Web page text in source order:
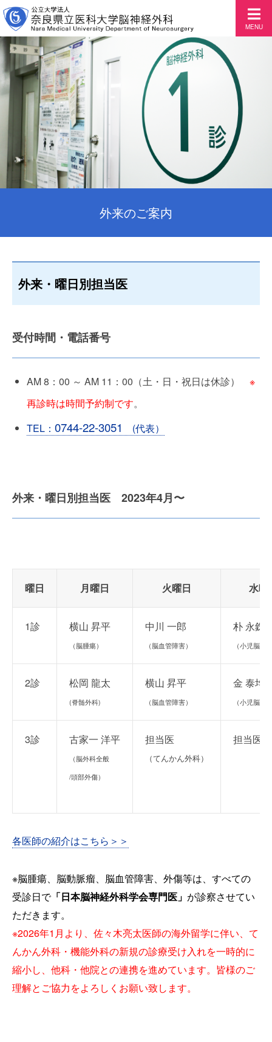
MENU
外来のご案内
外来・曜日別担当医
受付時間・電話番号
AM 8：00 ～ AM 11：00（土・日・祝日は休診） ※
再診時は時間予約制です。
TEL： 0744-22-3051 (代表）
外来・曜日別担当医 2023年4月〜
曜日 月曜日 火曜日 水曜
1診 横山 昇平
（脳腫瘍）
中川 一郎
（脳血管障害）
朴 永銖
（小児脳神
2診 松岡 龍太
(脊髄外科)
横山 昇平
（脳血管障害）
金 泰均
（小児脳神
3診 古家一 洋平
（脳外科全般
/頭部外傷）
担当医
（てんかん外科）
担当医
各医師の紹介はこちら＞＞
※脳腫瘍、脳動脈瘤、脳血管障害、外傷等は、すべての
受診日で「日本脳神経外科学会専門医」 が診察させてい
ただきます。
※2026年1月より、佐々木亮太医師の海外留学に伴い、て
んかん外科・機能外科の新規の診療受け入れを一時的に
縮小し、他科・他院との連携を進めています。皆様のご
理解とご協力をよろしくお願い致します。